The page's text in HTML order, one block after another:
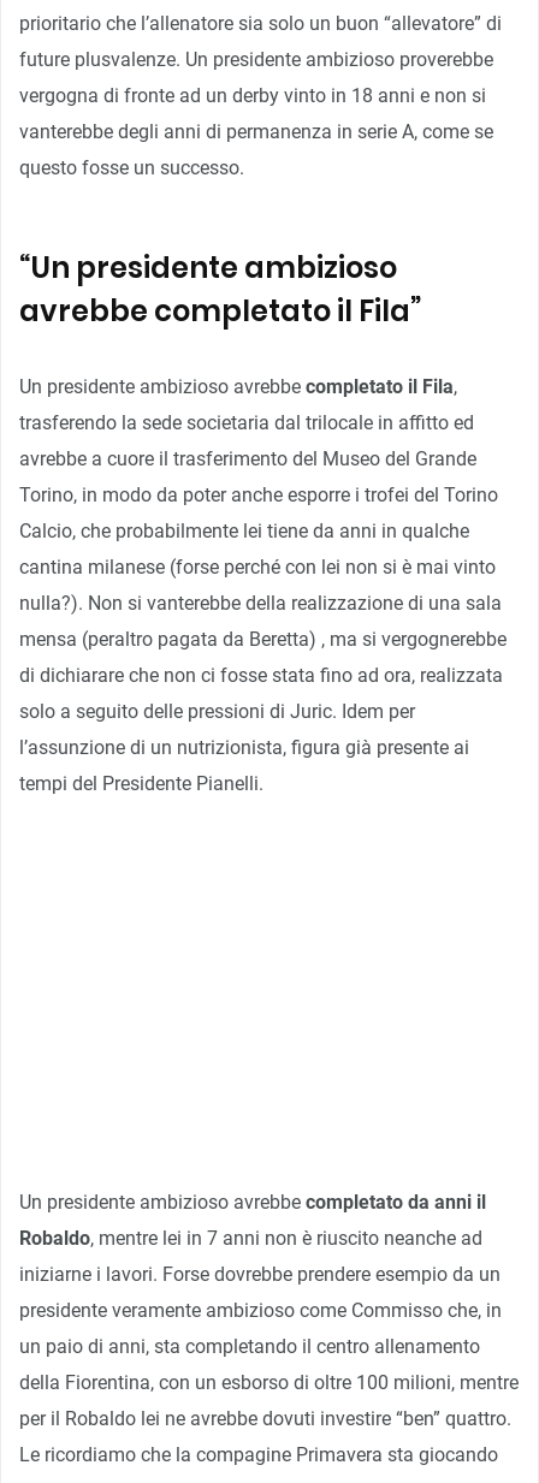
prioritario che l’allenatore sia solo un buon “allevatore” di
future plusvalenze. Un presidente ambizioso proverebbe
vergogna di fronte ad un derby vinto in 18 anni e non si
vanterebbe degli anni di permanenza in serie A, come se
questo fosse un successo.
“Un presidente ambizioso
avrebbe completato il Fila”
Un presidente ambizioso avrebbe completato il Fila,
trasferendo la sede societaria dal trilocale in affitto ed
avrebbe a cuore il trasferimento del Museo del Grande
Torino, in modo da poter anche esporre i trofei del Torino
Calcio, che probabilmente lei tiene da anni in qualche
cantina milanese (forse perché con lei non si è mai vinto
nulla?). Non si vanterebbe della realizzazione di una sala
mensa (peraltro pagata da Beretta) , ma si vergognerebbe
di dichiarare che non ci fosse stata fino ad ora, realizzata
solo a seguito delle pressioni di Juric. Idem per
l’assunzione di un nutrizionista, figura già presente ai
tempi del Presidente Pianelli.
Un presidente ambizioso avrebbe completato da anni il
Robaldo, mentre lei in 7 anni non è riuscito neanche ad
iniziarne i lavori. Forse dovrebbe prendere esempio da un
presidente veramente ambizioso come Commisso che, in
un paio di anni, sta completando il centro allenamento
della Fiorentina, con un esborso di oltre 100 milioni, mentre
per il Robaldo lei ne avrebbe dovuti investire “ben” quattro.
Le ricordiamo che la compagine Primavera sta giocando